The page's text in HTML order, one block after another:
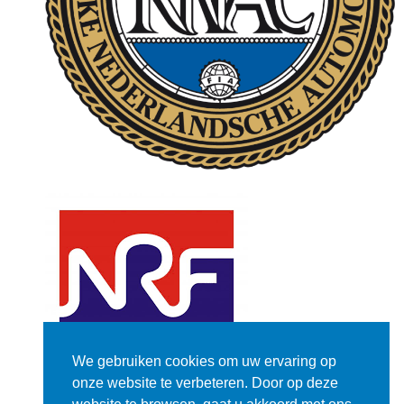
We gebruiken cookies om uw ervaring op
onze website te verbeteren. Door op deze